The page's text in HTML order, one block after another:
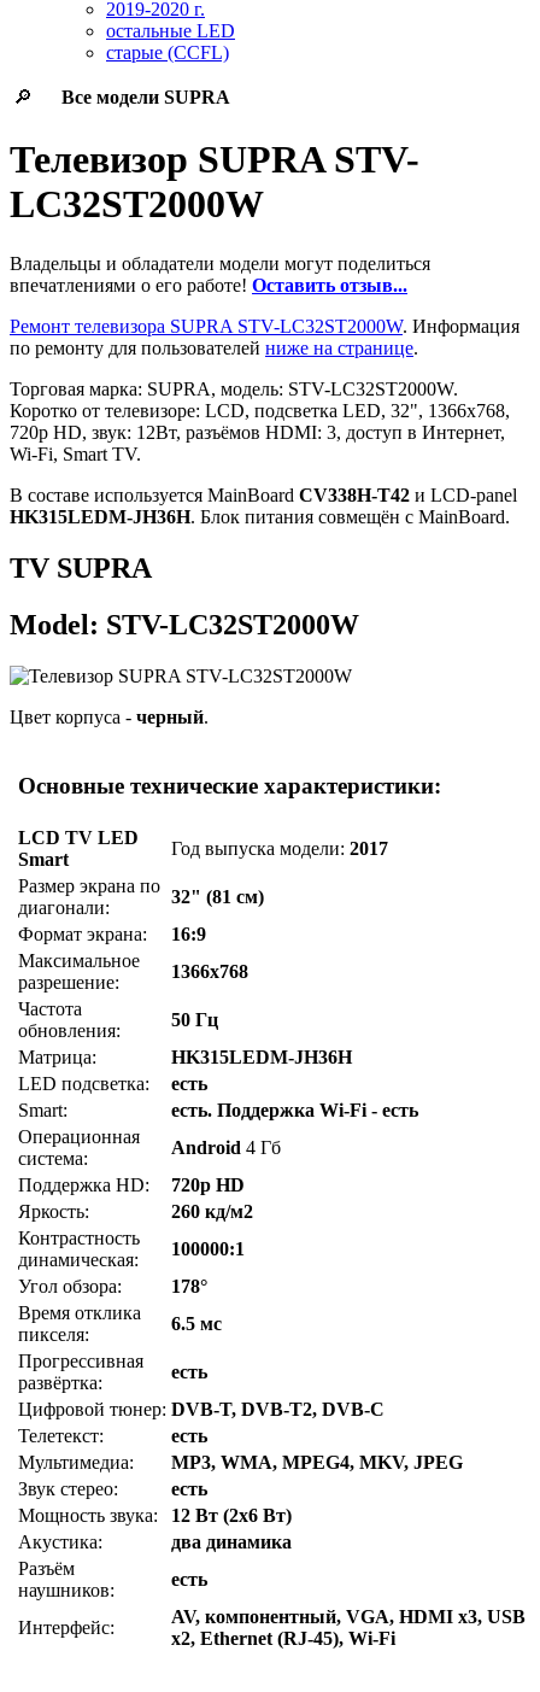
2019-2020 г.
остальные LED
старые (CCFL)
🔎 Все модели SUPRA
Телевизор SUPRA STV-
LC32ST2000W
Владельцы и обладатели модели могут поделиться
впечатлениями о его работе! Оставить отзыв...
Ремонт телевизора SUPRA STV-LC32ST2000W. Информация
по ремонту для пользователей ниже на странице.
Торговая марка: SUPRA, модель: STV-LC32ST2000W.
Коротко от телевизоре: LCD, подсветка LED, 32", 1366x768,
720p HD, звук: 12Вт, разъёмов HDMI: 3, доступ в Интернет,
Wi-Fi, Smart TV.
В составе используется MainBoard CV338H-T42 и LCD-panel
HK315LEDM-JH36H. Блок питания совмещён с MainBoard.
TV SUPRA
Model: STV-LC32ST2000W
Цвет корпуса - черный.
Основные технические характеристики:
LCD TV LED
Smart
Год выпуска модели:2017
Размер экрана по
диагонали:
32" (81 см)
Формат экрана:
16:9
Максимальное
разрешение:
1366x768
Частота
обновления:
50 Гц
Матрица:
HK315LEDM-JH36H
LED подсветка:
есть
Smart:
есть. Поддержка Wi-Fi - есть
Операционная
система:
Android 4 Гб
Поддержка HD:
720p HD
Яркость:
260 кд/м2
Контрастность
динамическая:
100000:1
Угол обзора:
178°
Время отклика
пикселя:
6.5 мс
Прогрессивная
развёртка:
есть
Цифровой тюнер: DVB-T, DVB-T2, DVB-C
Телетекст:
есть
Мультимедиа:
MP3, WMA, MPEG4, MKV, JPEG
Звук стерео:
есть
Мощность звука:
12 Вт (2х6 Вт)
Акустика:
два динамика
Разъём
наушников:
есть
Интерфейс:
AV, компонентный, VGA, HDMI x3, USB
x2, Ethernet (RJ-45), Wi-Fi